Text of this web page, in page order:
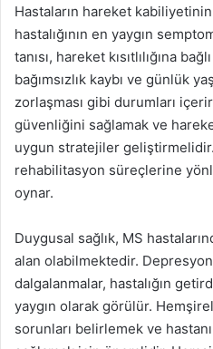
Hastaların hareket kabiliyetinin
hastalığının en yaygın
tanısı, hareket kısıtlılığına
bağımsızlık kaybı ve günlük
zorlaşması gibi durumları
güvenliğini sağlamak ve
uygun stratejiler
rehabilitasyon süreçlerine
oynar.
Duygusal sağlık, MS
alan olabilmektedir.
dalgalanmalar, hastalığın
yaygın olarak görülür.
sorunları belirlemek ve